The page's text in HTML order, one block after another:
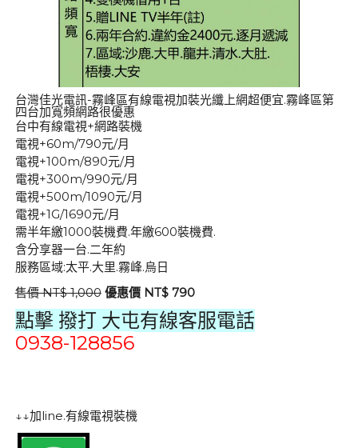
台灣佳光電訊-霧峰區有線電視加裝光纖上網超便宜.霧峰區第
四台加寬頻網路很優惠
台中有線電視+網路裝機
電視+60m/790元/月
電視+100m/890元/月
電視+300m/990元/月
電視+500m/1090元/月
電視+1G/1690元/月
需半年繳1000裝機費.年繳600裝機費.
含分享器一台.二年約
服務區域:太平.大里.霧峰.烏日
售價 NT$ 1,000 優惠價 NT$ 790
點擊 撥打 大屯有線客服電話
0938-128856
↓↓加line.有線電視裝機